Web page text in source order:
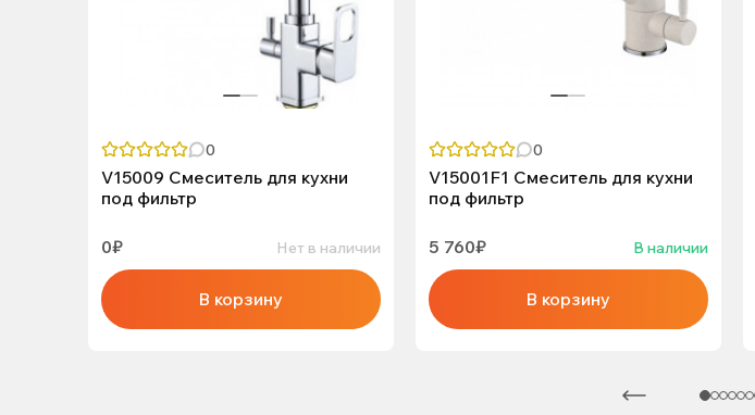
0
V15009 Смеситель для кухни
под фильтр
0₽ Нет в наличии
В корзину
0
V15001F1 Смеситель для кухни
под фильтр
5 760₽ В наличии
В корзину